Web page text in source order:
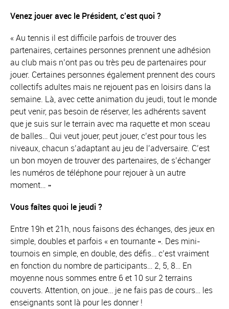
Venez jouer avec le Président, c’est quoi ?
«Au tennis il est difficile parfois de trouver des
partenaires, certaines personnes prennent une adhésion
au club mais n’ont pas ou très peu de partenaires pour
jouer. Certaines personnes également prennent des cours
collectifs adultes mais ne rejouent pas en loisirs dans la
semaine. Là, avec cette animation du jeudi, tout le monde
peut venir, pas besoin de réserver, les adhérents savent
que je suis sur le terrain avec ma raquette et mon sceau
de balles… Qui veut jouer, peut jouer, c’est pour tous les
niveaux, chacun s’adaptant au jeu de l’adversaire. C’est
un bon moyen de trouver des partenaires, de s’échanger
les numéros de téléphone pour rejouer à un autre
moment… »
Vous faîtes quoi le jeudi ?
Entre 19h et 21h, nous faisons des échanges, des jeux en
simple, doubles et parfois « en tournante ». Des mini-
tournois en simple, en double, des défis… c’est vraiment
en fonction du nombre de participants… 2, 5, 8… En
moyenne nous sommes entre 6 et 10 sur 2 terrains
couverts. Attention, on joue… je ne fais pas de cours… les
enseignants sont là pour les donner !